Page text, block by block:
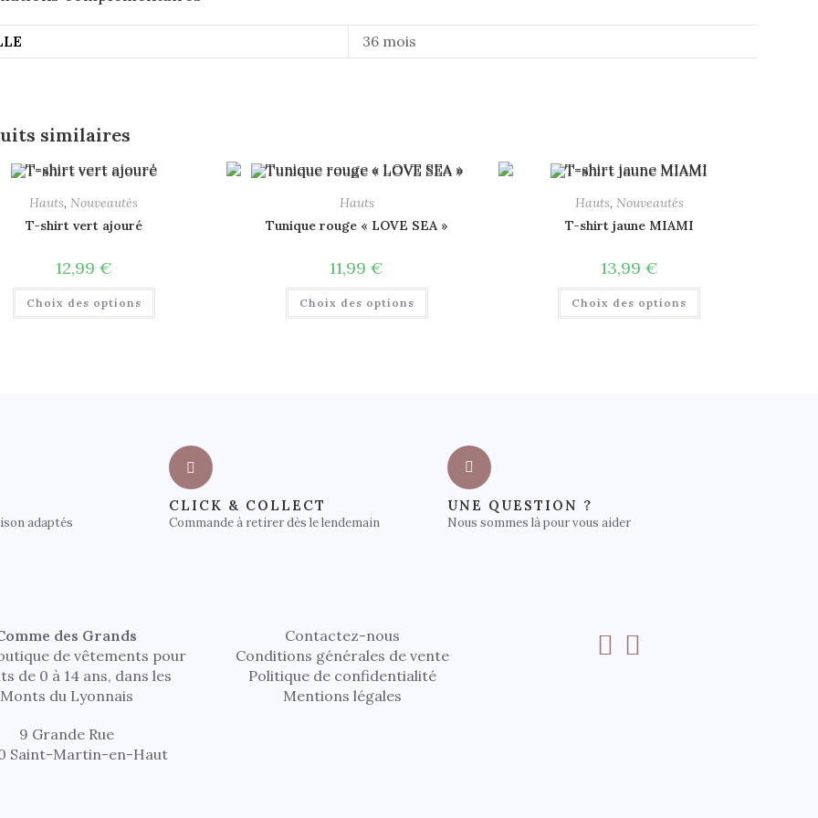
36 mois
similaires
Hauts, Nouveautés
T-shirt vert ajouré
12,99 €
Choix des options
Hauts
Tunique rouge « LOVE SEA »
11,99€
Choix des options
Hauts, Nouveautés
T-shirt jaune MIAMI
13,99 €
Choix des options
adaptés
CLICK & COLLECT
Commande à retirer dès le lendemain
UNE QUESTION ?
Nous sommes là pour vous aider
des Grands
de vêtements pour
de 0 à 14 ans, dans les
Monts du Lyonnais
9 Grande Rue
Saint-Martin-en-Haut
Contactez-nous
Conditions générales de vente
Politique de confidentialité
Mentions légales